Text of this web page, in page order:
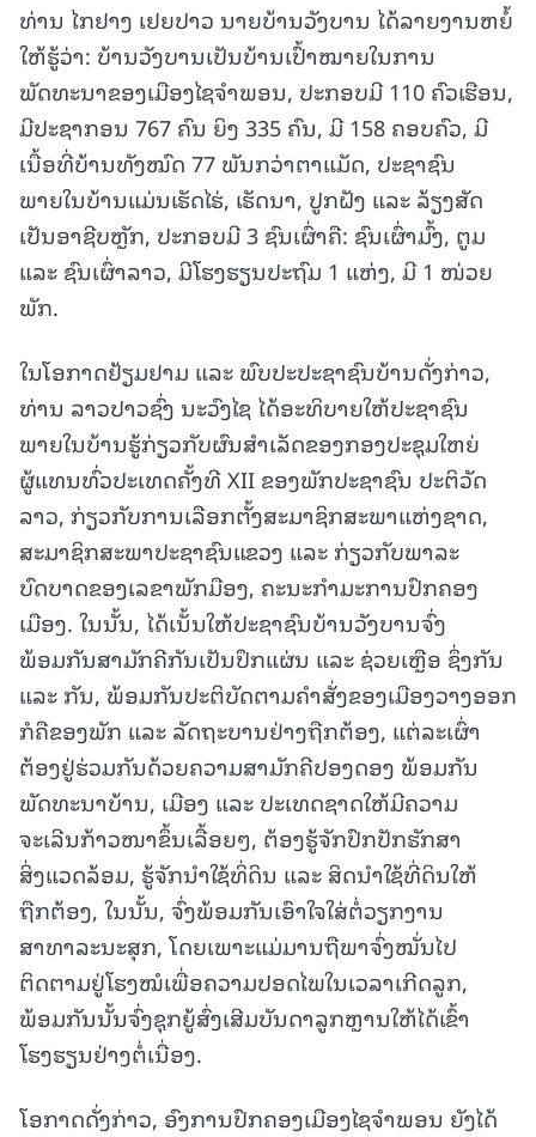
ທ່ານ ໄກຢາງ ເຢຍປາວ ນາຍບ້ານວັງບານ ໄດ້ລາຍງານຫຍໍ້
ໃຫ້ຮູ້ວ່າ: ບ້ານວັງບານເປັນບ້ານເປົ້າໝາຍໃນການ
ພັດທະນາຂອງເມືອງໄຊຈຳພອນ, ປະກອບມີ 110 ຄົວເຮືອນ,
ມີປະຊາກອນ 767 ຄົນ ຍິງ 335 ຄົນ, ມີ 158 ຄອບຄົວ, ມີ
ເນື້ອທີ່ບ້ານທັງໝົດ 77 ພັນກວ່າຕາແມັດ, ປະຊາຊົນ
ພາຍໃນບ້ານແມ່ນເຮັດໄຮ່, ເຮັດນາ, ປູກຝັງ ແລະ ລ້ຽງສັດ
ເປັນອາຊີບຫຼັກ, ປະກອບມີ 3 ຊົນເຜົ່າຄື: ຊົນເຜົ່າມົ້ງ, ຕູມ
ແລະ ຊົນເຜົ່າລາວ, ມີໂຮງຮຽນປະຖົມ 1 ແຫ່ງ, ມີ 1 ໜ່ວຍ
ພັກ.
ໃນໂອກາດຢ້ຽມຢາມ ແລະ ພົບປະປະຊາຊົນບ້ານດັ່ງກ່າວ,
ທ່ານ ລາວປາວຊົ່ງ ນະວົງໄຊ ໄດ້ອະທິບາຍໃຫ້ປະຊາຊົນ
ພາຍໃນບ້ານຮູ້ກ່ຽວກັບຜົນສຳເລັດຂອງກອງປະຊຸມໃຫຍ່
ຜູ້ແທນທົ່ວປະເທດຄັ້ງທີ XII ຂອງພັກປະຊາຊົນ ປະຕິວັດ
ລາວ, ກ່ຽວກັບການເລືອກຕັ້ງສະມາຊິກສະພາແຫ່ງຊາດ,
ສະມາຊິກສະພາປະຊາຊົນແຂວງ ແລະ ກ່ຽວກັບພາລະ
ບົດບາດຂອງເລຂາພັກມືອງ, ຄະນະກຳມະການປົກຄອງ
ເມືອງ. ໃນນັ້ນ, ໄດ້ເນັ້ນໃຫ້ປະຊາຊົນບ້ານວັງບານຈົ່ງ
ພ້ອມກັນສາມັກຄີກັນເປັນປຶກແຜ່ນ ແລະ ຊ່ວຍເຫຼືອ ຊຶ່ງກັນ
ແລະ ກັນ, ພ້ອມກັນປະຕິບັດຕາມຄຳສັ່ງຂອງເມືອງວາງອອກ
ກໍຄືຂອງພັກ ແລະ ລັດຖະບານຢ່າງຖືກຕ້ອງ, ແຕ່ລະເຜົ່າ
ຕ້ອງຢູ່ຮ່ວມກັນດ້ວຍຄວາມສາມັກຄີປອງດອງ ພ້ອມກັນ
ພັດທະນາບ້ານ, ເມືອງ ແລະ ປະເທດຊາດໃຫ້ມີຄວາມ
ຈະເລີນກ້າວໜາຂຶ້ນເລື້ອຍໆ, ຕ້ອງຮູ້ຈັກປົກປັກຮັກສາ
ສິ່ງແວດລ້ອມ, ຮູ້ຈັກນຳໃຊ້ທິ່ດິນ ແລະ ສິດນຳໃຊ້ທີ່ດິນໃຫ້
ຖືກຕ້ອງ, ໃນນັ້ນ, ຈົ່ງພ້ອມກັນເອົາໃຈໃສ່ຕໍ່ວຽກງານ
ສາທາລະນະສຸກ, ໂດຍເພາະແມ່ມານຖືພາຈົ່ງໝັ່ນໄປ
ຕິດຕາມຢູ່ໂຮງໝໍເພື່ອຄວາມປອດໄພໃນເວລາເກີດລູກ,
ພ້ອມກັນນັ້ນຈົ່ງຊຸກຍູ້ສົ່ງເສີມບັນດາລູກຫຼານໃຫ້ໄດ້ເຂົ້າ
ໂຮງຮຽນຢ່າງຕໍ່ເນື່ອງ.
ໂອກາດດັ່ງກ່າວ, ອົງການປົກຄອງເມືອງໄຊຈຳພອນ ຍັງໄດ້